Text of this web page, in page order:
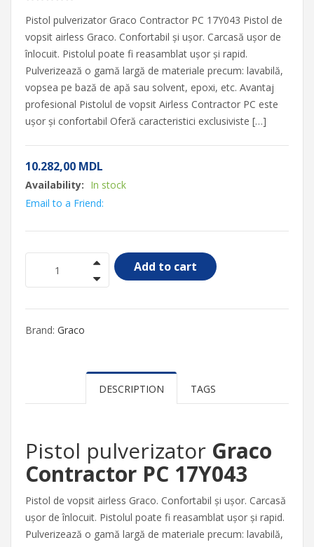
Pistol pulverizator Graco Contractor PC 17Y043 Pistol de
vopsit airless Graco. Confortabil și ușor. Carcasă ușor de
înlocuit. Pistolul poate fi reasamblat ușor și rapid.
Pulverizează o gamă largă de materiale precum: lavabilă,
vopsea pe bază de apă sau solvent, epoxi, etc. Avantaj
profesional Pistolul de vopsit Airless Contractor PC este
ușor și confortabil Oferă caracteristici exclusiviste […]
10.282,00 MDL
Availability: In stock
Email to a Friend:
Add to cart
Brand: Graco
DESCRIPTION TAGS
Pistol pulverizator Graco
Contractor PC 17Y043
Pistol de vopsit airless Graco. Confortabil și ușor. Carcasă
ușor de înlocuit. Pistolul poate fi reasamblat ușor și rapid.
Pulverizează o gamă largă de materiale precum: lavabilă,